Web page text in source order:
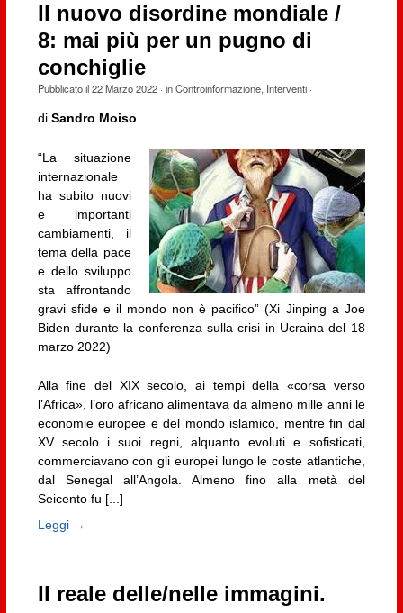
Il nuovo disordine mondiale /
8: mai più per un pugno di
conchiglie
Pubblicato il22 Marzo 2022· inControinformazione, Interventi·
di Sandro Moiso
“La situazione
internazionale
ha subito nuovi
e importanti
cambiamenti, il
tema della pace
e dello sviluppo
sta affrontando
gravi sfide e il mondo non è pacifico” (Xi Jinping a Joe
Biden durante la conferenza sulla crisi in Ucraina del 18
marzo 2022)
Alla fine del XIX secolo, ai tempi della «corsa verso
l’Africa», l’oro africano alimentava da almeno mille anni le
economie europee e del mondo islamico, mentre fin dal
XV secolo i suoi regni, alquanto evoluti e sofisticati,
commerciavano con gli europei lungo le coste atlantiche,
dal Senegal all’Angola. Almeno fino alla metà del
Seicento fu [...]
Leggi →
Il reale delle/nelle immagini.